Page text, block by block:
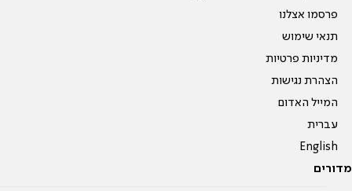
פרסמו אצלנו
תנאי שימוש
מדיניות פרטיות
הצהרת נגישות
המייל האדום
עברית
English
מדורים